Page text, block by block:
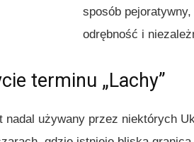
sposób
odrębność i
terminu „Lachy”
nadal używany przez niektórych